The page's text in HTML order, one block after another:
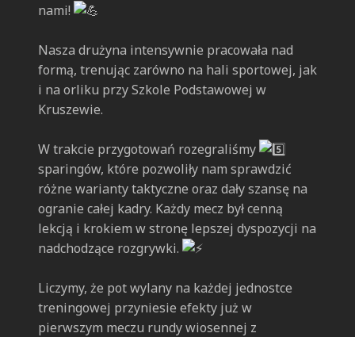
nami!
Nasza drużyna intensywnie pracowała nad
formą, trenując zarówno na hali sportowej, jak
i na orliku przy Szkole Podstawowej w
Kruszewie.
W trakcie przygotowań rozegraliśmy
sparingów, które pozwoliły nam sprawdzić
różne warianty taktyczne oraz dały szansę na
ogranie całej kadry. Każdy mecz był cenną
lekcją i krokiem w stronę lepszej dyspozycji na
nadchodzące rozgrywki.
Liczymy, że pot wylany na każdej jednostce
treningowej przyniesie efekty już w
pierwszym meczu rundy wiosennej z